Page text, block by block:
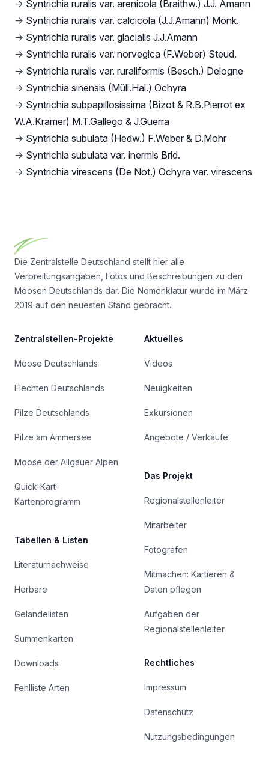
→ Syntrichia ruralis var. arenicola (Braithw.) J.J. Amann
→ Syntrichia ruralis var. calcicola (J.J.Amann) Mönk.
→ Syntrichia ruralis var. glacialis J.J.Amann
→ Syntrichia ruralis var. norvegica (F.Weber) Steud.
→ Syntrichia ruralis var. ruraliformis (Besch.) Delogne
→ Syntrichia sinensis (Müll.Hal.) Ochyra
→ Syntrichia subpapillosissima (Bizot & R.B.Pierrot ex
W.A.Kramer) M.T.Gallego & J.Guerra
→ Syntrichia subulata (Hedw.) F.Weber & D.Mohr
→ Syntrichia subulata var. inermis Brid.
→ Syntrichia virescens (De Not.) Ochyra var. virescens
Die Zentralstelle Deutschland stellt hier alle
Verbreitungsangaben, Fotos und Beschreibungen zu den
Moosen Deutschlands dar. Die Nomenklatur wurde im März
2019 auf den neuesten Stand gebracht.
Zentralstellen-Projekte
Moose Deutschlands
Flechten Deutschlands
Pilze Deutschlands
Pilze am Ammersee
Moose der Allgäuer Alpen
Quick-Kart-
Kartenprogramm
Tabellen & Listen
Literaturnachweise
Herbare
Geländelisten
Summenkarten
Downloads
Fehlliste Arten
Aktuelles
Videos
Neuigkeiten
Exkursionen
Angebote / Verkäufe
Das Projekt
Regionalstellenleiter
Mitarbeiter
Fotografen
Mitmachen: Kartieren &
Daten pflegen
Aufgaben der
Regionalstellenleiter
Rechtliches
Impressum
Datenschutz
Nutzungsbedingungen